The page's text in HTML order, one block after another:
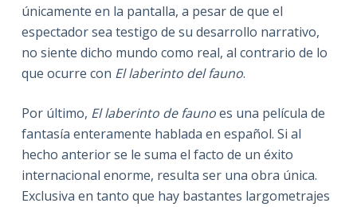
únicamente en la pantalla, a pesar de que el
espectador sea testigo de su desarrollo narrativo,
no siente dicho mundo como real, al contrario de lo
que ocurre con El laberinto del fauno.
Por último, El laberinto de faunoes una película de
fantasía enteramente hablada en español. Si al
hecho anterior se le suma el facto de un éxito
internacional enorme, resulta ser una obra única.
Exclusiva en tanto que hay bastantes largometrajes